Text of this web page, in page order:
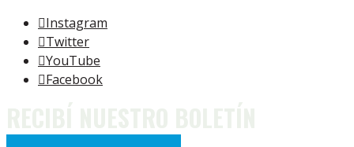
Instagram
Twitter
YouTube
Facebook